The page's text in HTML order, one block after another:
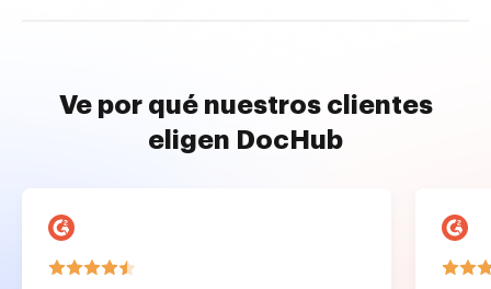
Ve por qué nuestros clientes
eligen DocHub